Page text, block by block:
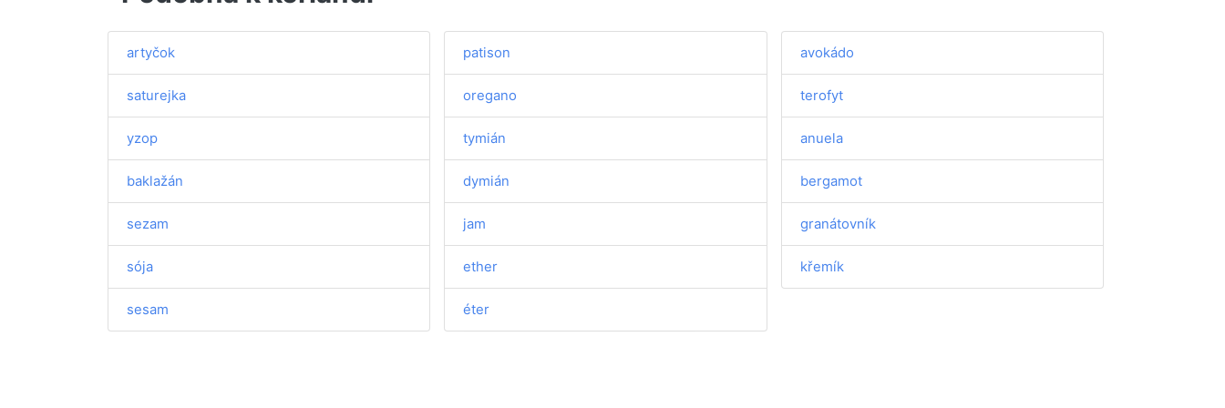
artyčok
saturejka
yzop
baklažán
sezam
sója
sesam
patison
oregano
tymián
dymián
jam
ether
éter
avokádo
terofyt
anuela
bergamot
granátovník
křemík